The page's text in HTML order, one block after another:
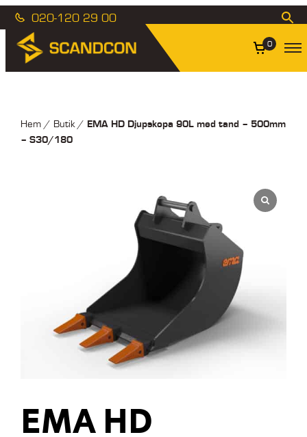
020-120 29 00
0
Hem/ Butik/ EMA HD Djupskopa 90L med tand – 500mm
– S30/180
EMA HD